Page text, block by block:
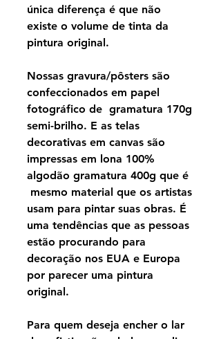
única diferença é que não
existe o volume de tinta da
pintura original.
Nossas gravura/pôsters são
confeccionados em papel
fotográfico de gramatura 170g
semi-brilho. E as telas
decorativas em canvas são
impressas em lona 100%
algodão gramatura 400g que é
mesmo material que os artistas
usam para pintar suas obras. É
uma tendências que as pessoas
estão procurando para
decoração nos EUA e Europa
por parecer uma pintura
original.
Para quem deseja encher o lar